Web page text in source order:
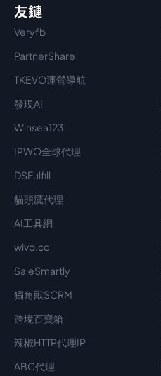
友鏈
Veryfb
PartnerShare
TKEVO運營導航
發現AI
Winsea123
IPWO全球代理
DSFulfill
貓頭鷹代理
AI工具網
wivo.cc
SaleSmartly
獨角獸SCRM
跨境百寶箱
辣椒HTTP代理IP
ABC代理